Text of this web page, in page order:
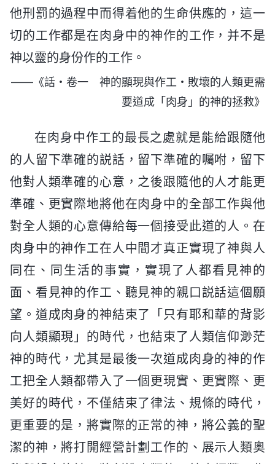
他刑罰的過程中而得着他的生命供應的，這一
切的工作都是在肉身中的神作的工作，并不是
神以靈的身份作的工作。
——《話・卷一 神的顯現與作工・敗壞的人類更需
要道成「肉身」的神的拯救》
在肉身中作工的最長之處就是能給跟隨他
的人留下準確的説話，留下準確的囑咐，留下
他對人類準確的心意，之後跟隨他的人才能更
準確、更實際地將他在肉身中的全部工作與他
對全人類的心意傳給每一個接受此道的人。在
肉身中的神作工在人中間才真正實現了神與人
同在、同生活的事實，實現了人都看見神的
面、看見神的作工、聽見神的親口説話這個願
望。道成肉身的神結束了「只有耶和華的背影
向人類顯現」的時代，也結束了人類信仰渺茫
神的時代，尤其是最後一次道成肉身的神的作
工把全人類都帶入了一個更現實、更實際、更
美好的時代，不僅結束了律法、規條的時代，
更重要的是，將實際的正常的神，將公義的聖
潔的神，將打開經營計劃工作的、展示人類奥